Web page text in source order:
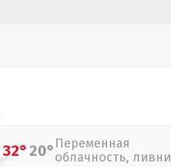
32°20° Переменная
облачность, ливни